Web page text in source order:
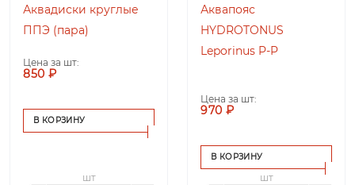
Аквадиски круглые
ППЭ (пара)
Цена за шт:
850 ₽
В КОРЗИНУ
шт
Аквапояс
HYDROTONUS
Leporinus P-P
Цена за шт:
970 ₽
В КОРЗИНУ
шт